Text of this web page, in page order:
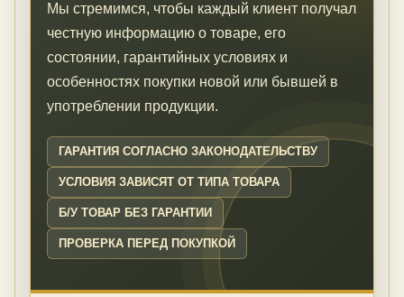
Мы стремимся, чтобы каждый клиент получал
честную информацию о товаре, его
состоянии, гарантийных условиях и
особенностях покупки новой или бывшей в
употреблении продукции.
ГАРАНТИЯ СОГЛАСНО ЗАКОНОДАТЕЛЬСТВУ
УСЛОВИЯ ЗАВИСЯТ ОТ ТИПА ТОВАРА
Б/У ТОВАР БЕЗ ГАРАНТИИ
ПРОВЕРКА ПЕРЕД ПОКУПКОЙ